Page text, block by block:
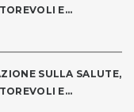
E...
SULLA SALUTE,
E...